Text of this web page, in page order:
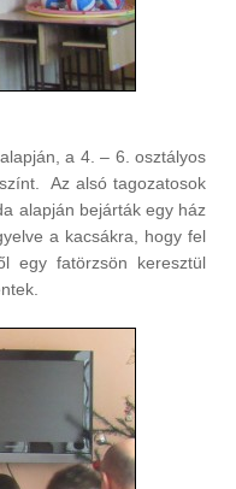
a 4. – 6. osztályos
Az alsó tagozatosok
alapján bejárták egy ház
a kacsákra, hogy fel
egy fatörzsön keresztül